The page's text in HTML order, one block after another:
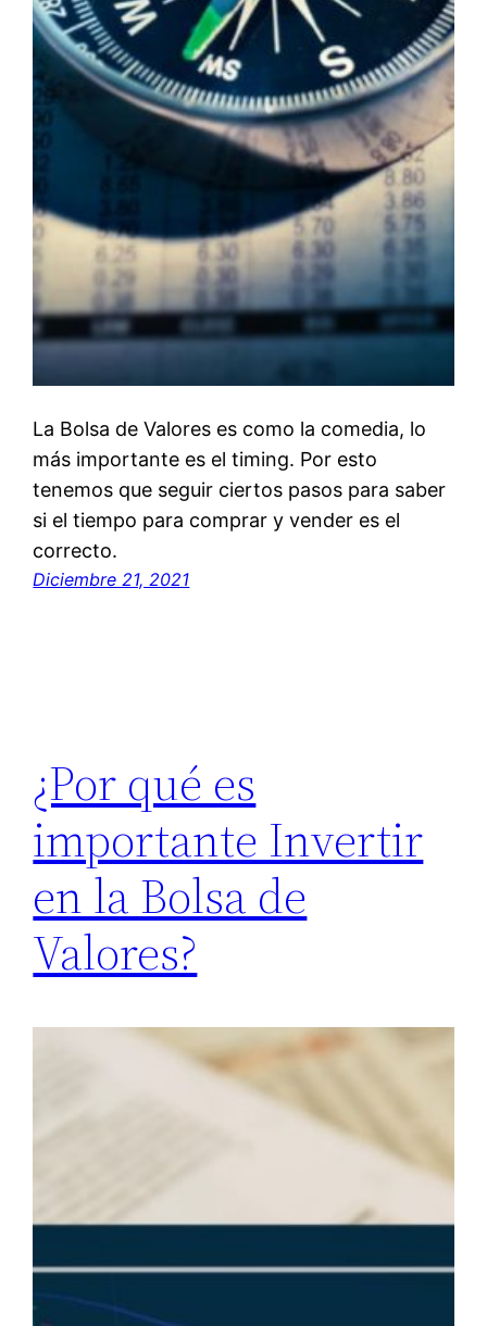
La Bolsa de Valores es como la comedia, lo
más importante es el timing. Por esto
tenemos que seguir ciertos pasos para saber
si el tiempo para comprar y vender es el
correcto.
Diciembre 21, 2021
¿Por qué es
importante Invertir
en la Bolsa de
Valores?